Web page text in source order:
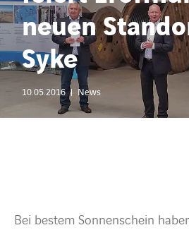
News
Standorte
Karriere
neuen
Syke
10.05.2016 News
Bei bestem Sonnenschein